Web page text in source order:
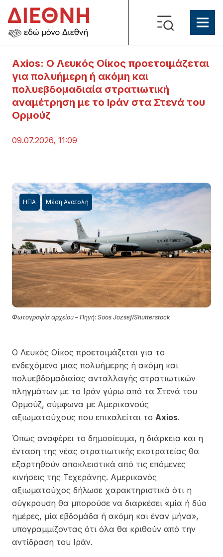
Axios: Ο Λευκός Οίκος προετοιμάζεται
για πολυήμερη ή ακόμη και
πολυεβδομαδιαία στρατιωτική
αναμέτρηση με το Ιράν στα Στενά του
Ορμούζ
09.07.2026, 11:09
Φωτογραφία αρχείου – Πηγή: Soos Jozsef/Shutterstock
ΗΠΑ Μέση Ανατολή
Ο Λευκός Οίκος προετοιμάζεται για το
ενδεχόμενο μιας πολυήμερης ή ακόμη και
πολυεβδομαδιαίας ανταλλαγής στρατιωτικών
πληγμάτων με το Ιράν γύρω από τα Στενά του
Ορμούζ, σύμφωνα με Αμερικανούς
αξιωματούχους που επικαλείται το Axios.
Όπως αναφέρει το δημοσίευμα, η διάρκεια και η
ένταση της νέας στρατιωτικής εκστρατείας θα
εξαρτηθούν αποκλειστικά από τις επόμενες
κινήσεις της Τεχεράνης. Αμερικανός
αξιωματούχος δήλωσε χαρακτηριστικά ότι η
σύγκρουση θα μπορούσε να διαρκέσει «μία ή δύο
ημέρες, μία εβδομάδα ή ακόμη και έναν μήνα»,
υπογραμμίζοντας ότι όλα θα κριθούν από την
αντίδραση του Ιράν.